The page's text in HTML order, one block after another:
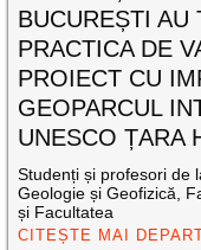
BUCUREȘTI AU
PRACTICA DE
PROIECT CU
GEOPARCUL
UNESCO ȚARA
Studenți și profesori de
Geologie și Geofizică,
și Facultatea
CITEȘTE MAI